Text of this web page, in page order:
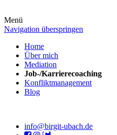
Menü
Navigation überspringen
Home
Über mich
Mediation
Job-/Karrierecoaching
Konfliktmanagement
Blog
info@birgit-ubach.de